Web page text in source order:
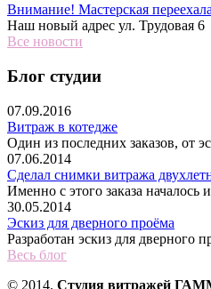
Внимание! Мастерская
Наш новый адрес ул. Трудовая 6
Все новости
Блог студии
07.09.2016
Витраж в котедже
Один из последних
07.06.2014
Сделал снимки витража
Именно с этого заказа
30.05.2014
Эскиз для дверного проёма
Разработан эскиз для дверного
Весь блог
© 2014. Студия витражей